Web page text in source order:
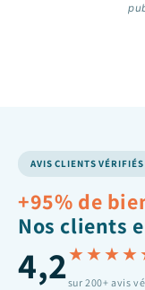
AVIS CLIENTS VÉRIFIÉS
+95% de
Nos clients
4,2sur 200+ avis